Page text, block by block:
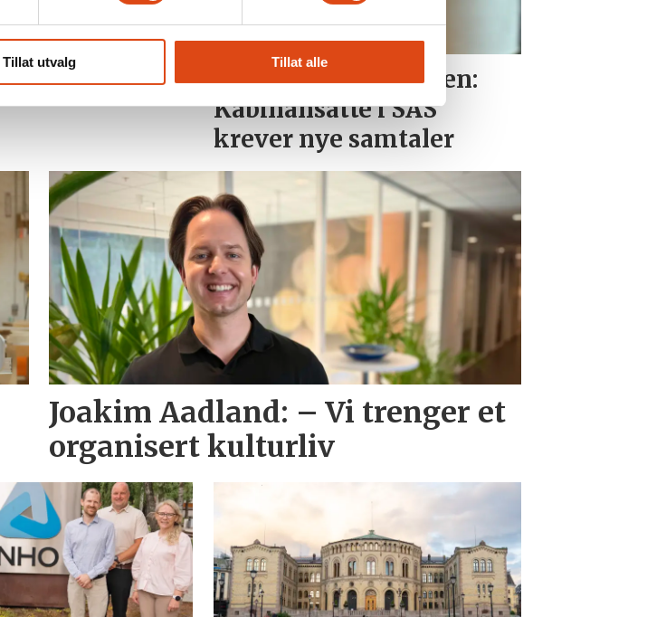
Tillat utvalg Tillat alle
Nei i uravstemningen:
Kabinansatte i SAS
krever nye samtaler
Joakim Aadland: – Vi trenger et
organisert kulturliv